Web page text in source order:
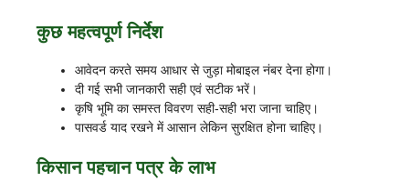
कुछ महत्वपूर्ण निर्देश
आवेदन करते समय आधार से जुड़ा मोबाइल नंबर देना होगा।
दी गई सभी जानकारी सही एवं सटीक भरें।
कृषि भूमि का समस्त विवरण सही-सही भरा जाना चाहिए।
पासवर्ड याद रखने में आसान लेकिन सुरक्षित होना चाहिए।
किसान पहचान पत्र के लाभ